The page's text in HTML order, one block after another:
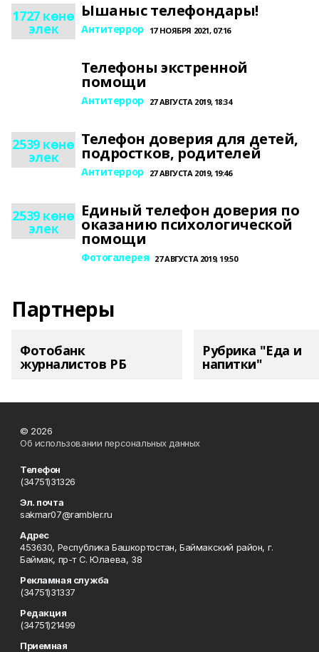
1727 көнө
элек
Ышаныс телефондары!
Антитеррор 17 НОЯБРЯ 2021, 07:16
Телефоны экстренной
помощи
Антитеррор 27 АВГУСТА 2019, 18:34
2539 көнө
элек
Телефон доверия для детей,
подростков, родителей
Антитеррор 27 АВГУСТА 2019, 19:46
2539 көнө
элек
Единый телефон доверия по
оказанию психологической
помощи
Фотогалерея 27 АВГУСТА 2019, 19:50
Партнеры
Фотобанк
журналистов РБ
Рубрика "Еда и
напитки"
© 2026
Об использовании персональных данных
Телефон
(34751)31326
Эл. почта
sakmar07@rambler.ru
Адрес
453630, Республика Башкортостан, Баймакский район, г.
Баймак, пр-т С. Юлаева, 38
Рекламная служба
(34751)31337
Редакция
(34751)21499
Приемная